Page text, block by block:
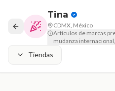
Tina
CDMX, México
Artículos de marcas
mudanza
precios de oportunidad
Tiendas